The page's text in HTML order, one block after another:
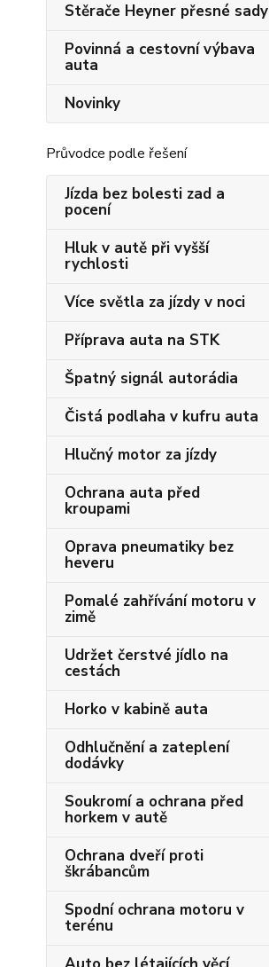
Stěrače Heyner přesné sady
Povinná a cestovní výbava
auta
Novinky
Průvodce podle řešení
Jízda bez bolesti zad a
pocení
Hluk v autě při vyšší
rychlosti
Více světla za jízdy v noci
Příprava auta na STK
Špatný signál autorádia
Čistá podlaha v kufru auta
Hlučný motor za jízdy
Ochrana auta před
kroupami
Oprava pneumatiky bez
heveru
Pomalé zahřívání motoru v
zimě
Udržet čerstvé jídlo na
cestách
Horko v kabině auta
Odhlučnění a zateplení
dodávky
Soukromí a ochrana před
horkem v autě
Ochrana dveří proti
škrábancům
Spodní ochrana motoru v
terénu